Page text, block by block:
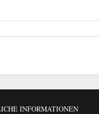
INFORMATIONEN